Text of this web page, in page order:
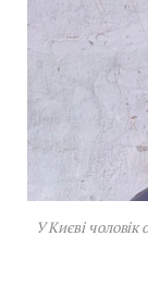
У Києві